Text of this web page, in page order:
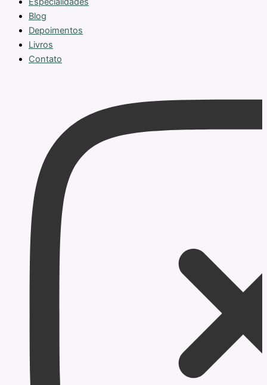
Blog
Depoimentos
Livros
Contato